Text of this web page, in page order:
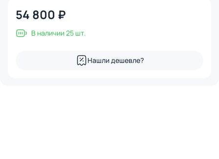
54 800 ₽
В наличии 25 шт.
Нашли дешевле?